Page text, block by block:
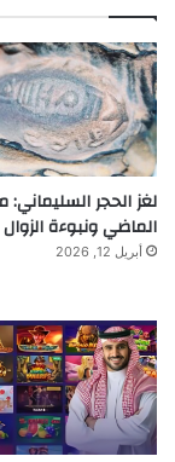
لغز الحجر السليماني:
الماضي ونبوءة الزوال
أبريل 12, 2026